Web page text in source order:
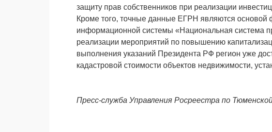
защиту прав собственников при реализации
Кроме того, точные данные ЕГРН являются основой
информационной системы «Национальная система
реализации мероприятий по повышению
выполнения указаний Президента РФ регион уже
кадастровой стоимости объектов недвижимости,
Пресс-служба Управления Росреестра по